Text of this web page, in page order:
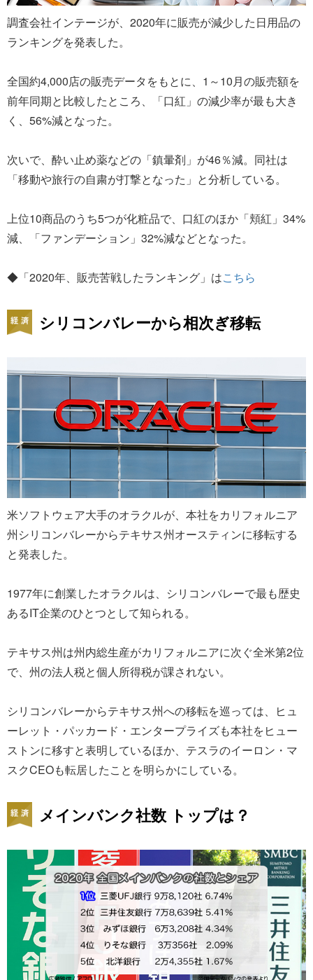
調査会社インテージが、2020年に販売が減少した日用品の
ランキングを発表した。
全国約4,000店の販売データをもとに、1～10月の販売額を
前年同期と比較したところ、「口紅」の減少率が最も大き
く、56%減となった。
次いで、酔い止め薬などの「鎮暈剤」が46％減。同社は
「移動や旅行の自粛が打撃となった」と分析している。
上位10商品のうち5つが化粧品で、口紅のほか「頬紅」34%
減、「ファンデーション」32%減などとなった。
◆「2020年、販売苦戦したランキング」はこちら
シリコンバレーから相次ぎ移転
米ソフトウェア大手のオラクルが、本社をカリフォルニア
州シリコンバレーからテキサス州オースティンに移転する
と発表した。
1977年に創業したオラクルは、シリコンバレーで最も歴史
あるIT企業のひとつとして知られる。
テキサス州は州内総生産がカリフォルニアに次ぐ全米第2位
で、州の法人税と個人所得税が課されない。
シリコンバレーからテキサス州への移転を巡っては、ヒュ
ーレット・パッカード・エンタープライズも本社をヒュー
ストンに移すと表明しているほか、テスラのイーロン・マ
スクCEOも転居したことを明らかにしている。
メインバンク社数 トップは？